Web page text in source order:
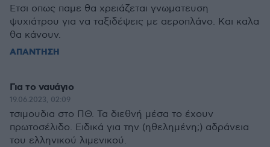
Ετσι οπως παμε θα χρειάζεται γνωματευση
ψυχιάτρου για να ταξιδέψεις με αεροπλάνο. Και καλα
θα κάνουν.
ΑΠΑΝΤΗΣΗ
Για το ναυάγιο
19.06.2023, 02:09
τσιμουδια στο ΠΘ. Τα διεθνή μέσα το έχουν
πρωτοσέλιδο. Ειδικά για την (ηθελημένη;) αδράνεια
του ελληνικού λιμενικού.